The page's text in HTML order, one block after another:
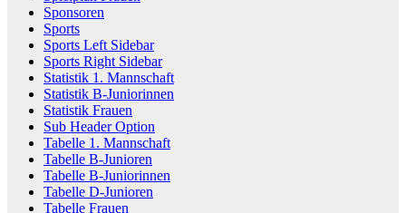
Sponsoren
Sports
Sports Left Sidebar
Sports Right Sidebar
Statistik 1. Mannschaft
Statistik B-Juniorinnen
Statistik Frauen
Sub Header Option
Tabelle 1. Mannschaft
Tabelle B-Junioren
Tabelle B-Juniorinnen
Tabelle D-Junioren
Tabelle Frauen